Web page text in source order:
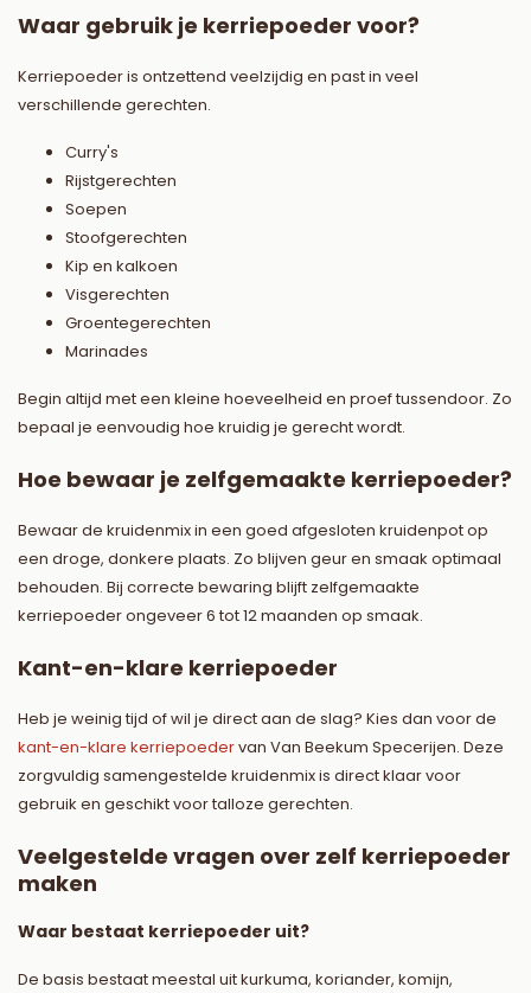
Waar gebruik je kerriepoeder voor?
Kerriepoeder is ontzettend veelzijdig en past in veel
verschillende gerechten.
Curry's
Rijstgerechten
Soepen
Stoofgerechten
Kip en kalkoen
Visgerechten
Groentegerechten
Marinades
Begin altijd met een kleine hoeveelheid en proef tussendoor. Zo
bepaal je eenvoudig hoe kruidig je gerecht wordt.
Hoe bewaar je zelfgemaakte kerriepoeder?
Bewaar de kruidenmix in een goed afgesloten kruidenpot op
een droge, donkere plaats. Zo blijven geur en smaak optimaal
behouden. Bij correcte bewaring blijft zelfgemaakte
kerriepoeder ongeveer 6 tot 12 maanden op smaak.
Kant-en-klare kerriepoeder
Heb je weinig tijd of wil je direct aan de slag? Kies dan voor de
kant-en-klare kerriepoedervan Van Beekum Specerijen. Deze
zorgvuldig samengestelde kruidenmix is direct klaar voor
gebruik en geschikt voor talloze gerechten.
Veelgestelde vragen over zelf kerriepoeder
maken
Waar bestaat kerriepoeder uit?
De basis bestaat meestal uit kurkuma, koriander, komijn,